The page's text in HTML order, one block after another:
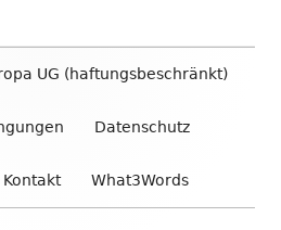
UG (haftungsbeschränkt)
Datenschutz
Kontakt What3Words